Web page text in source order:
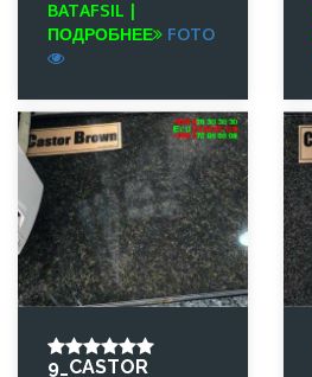
BATAFSIL |
ПОДРОБНЕЕ
FOTO
9_CASTOR